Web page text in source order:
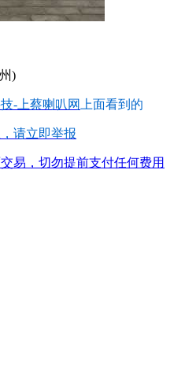
)
-上蔡喇叭网 上面看到的
请立即举报
易，切勿提前支付任何费用